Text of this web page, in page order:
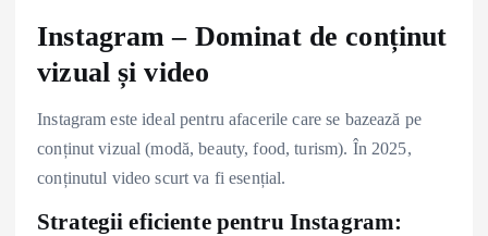
Instagram – Dominat de conținut
vizual și video
Instagram este ideal pentru afacerile care se bazează pe
conținut vizual (modă, beauty, food, turism). În 2025,
conținutul video scurt va fi esențial.
Strategii eficiente pentru Instagram: